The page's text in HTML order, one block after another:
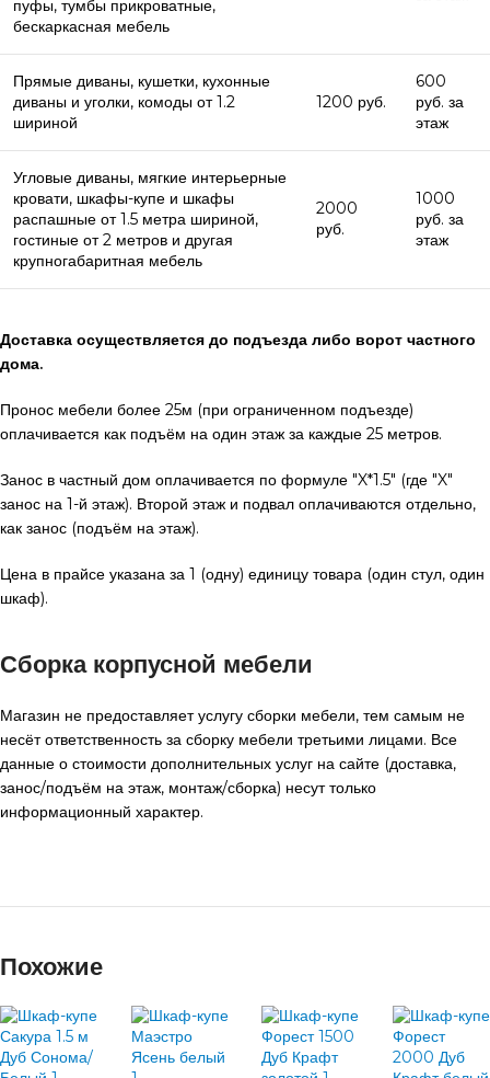
пуфы, тумбы прикроватные,
бескаркасная мебель
Прямые диваны, кушетки, кухонные
диваны и уголки, комоды от 1.2
шириной
1200 руб.
600
руб. за
этаж
Угловые диваны, мягкие интерьерные
кровати, шкафы-купе и шкафы
распашные от 1.5 метра шириной,
гостиные от 2 метров и другая
крупногабаритная мебель
2000
руб.
1000
руб. за
этаж
Доставка осуществляется до подъезда либо ворот частного
дома.
Пронос мебели более 25м (при ограниченном подъезде)
оплачивается как подъём на один этаж за каждые 25 метров.
Занос в частный дом оплачивается по формуле "X*1.5" (где "X"
занос на 1-й этаж). Второй этаж и подвал оплачиваются отдельно,
как занос (подъём на этаж).
Цена в прайсе указана за 1 (одну) единицу товара (один стул, один
шкаф).
Сборка корпусной мебели
Магазин не предоставляет услугу сборки мебели, тем самым не
несёт ответственность за сборку мебели третьими лицами. Все
данные о стоимости дополнительных услуг на сайте (доставка,
занос/подъём на этаж, монтаж/сборка) несут только
информационный характер.
Похожие